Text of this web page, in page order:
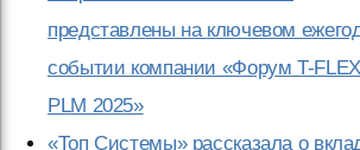
представлены на ключевом
событии компании «Форум T-FLEX
PLM 2025»
«Топ Системы» рассказала о